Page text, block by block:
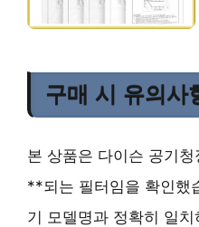
구매 시 유의사
본 상품은 다이슨 공기
**되는 필터임을 확인했
기 모델명과 정확히 일